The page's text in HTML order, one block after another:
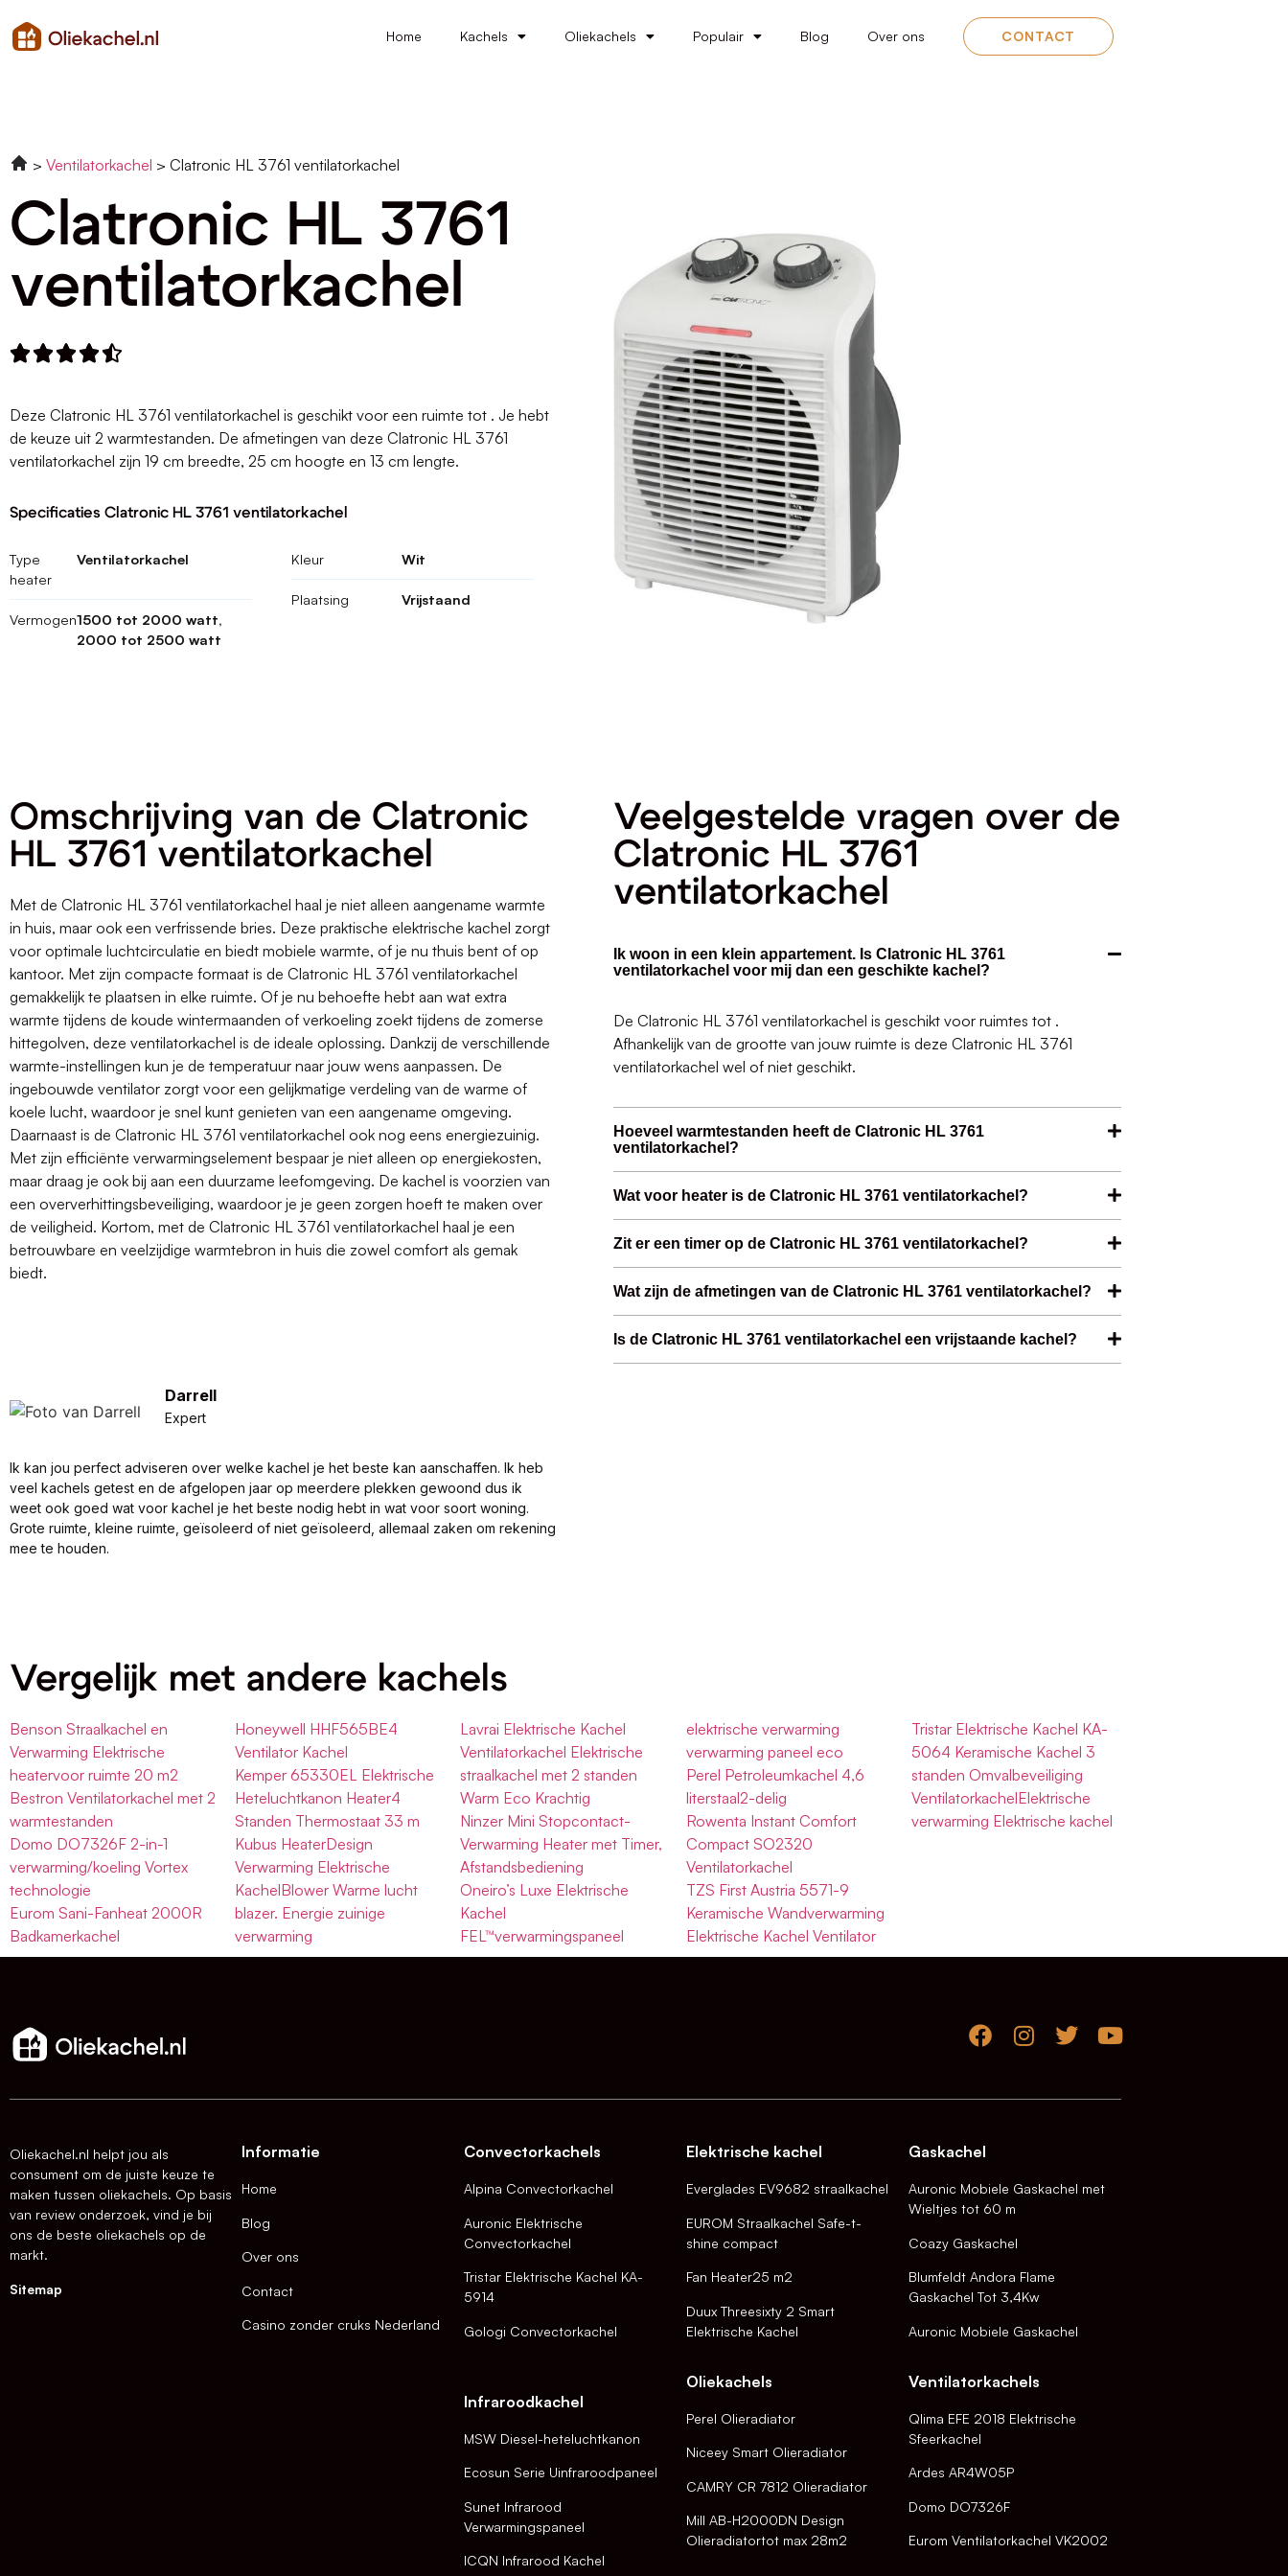
Home Kachels Oliekachels Populair Blog Over ons CONTACT
Ventilatorkachel Clatronic HL 3761 ventilatorkachel
Clatronic HL 3761
ventilatorkachel

Deze Clatronic HL 3761 ventilatorkachel is geschikt voor een ruimte tot . Je hebt
de keuze uit 2 warmtestanden. De afmetingen van deze Clatronic HL 3761
ventilatorkachel zijn 19 cm breedte, 25 cm hoogte en 13 cm lengte.
Specificaties Clatronic HL 3761 ventilatorkachel
Type
heater
Ventilatorkachel
Vermogen1500 tot 2000 watt,
2000 tot 2500 watt
Kleur Wit
Plaatsing Vrijstaand
Omschrijving van de Clatronic
HL 3761 ventilatorkachel
Met de Clatronic HL 3761 ventilatorkachel haal je niet alleen aangename warmte
in huis, maar ook een verfrissende bries. Deze praktische elektrische kachel zorgt
voor optimale luchtcirculatie en biedt mobiele warmte, of je nu thuis bent of op
kantoor. Met zijn compacte formaat is de Clatronic HL 3761 ventilatorkachel
gemakkelijk te plaatsen in elke ruimte. Of je nu behoefte hebt aan wat extra
warmte tijdens de koude wintermaanden of verkoeling zoekt tijdens de zomerse
hittegolven, deze ventilatorkachel is de ideale oplossing. Dankzij de verschillende
warmte-instellingen kun je de temperatuur naar jouw wens aanpassen. De
ingebouwde ventilator zorgt voor een gelijkmatige verdeling van de warme of
koele lucht, waardoor je snel kunt genieten van een aangename omgeving.
Daarnaast is de Clatronic HL 3761 ventilatorkachel ook nog eens energiezuinig.
Met zijn efficiënte verwarmingselement bespaar je niet alleen op energiekosten,
maar draag je ook bij aan een duurzame leefomgeving. De kachel is voorzien van
een oververhittingsbeveiliging, waardoor je je geen zorgen hoeft te maken over
de veiligheid. Kortom, met de Clatronic HL 3761 ventilatorkachel haal je een
betrouwbare en veelzijdige warmtebron in huis die zowel comfort als gemak
biedt.
Darrell
Expert
Ik kan jou perfect adviseren over welke kachel je het beste kan aanschaffen. Ik heb
veel kachels getest en de afgelopen jaar op meerdere plekken gewoond dus ik
weet ook goed wat voor kachel je het beste nodig hebt in wat voor soort woning.
Grote ruimte, kleine ruimte, geïsoleerd of niet geïsoleerd, allemaal zaken om rekening
mee te houden.
Veelgestelde vragen over de
Clatronic HL 3761
ventilatorkachel
Ik woon in een klein appartement. Is Clatronic HL 3761
ventilatorkachel voor mij dan een geschikte kachel?
De Clatronic HL 3761 ventilatorkachel is geschikt voor ruimtes tot .
Afhankelijk van de grootte van jouw ruimte is deze Clatronic HL 3761
ventilatorkachel wel of niet geschikt.
Hoeveel warmtestanden heeft de Clatronic HL 3761
ventilatorkachel?
Wat voor heater is de Clatronic HL 3761 ventilatorkachel?
Zit er een timer op de Clatronic HL 3761 ventilatorkachel?
Wat zijn de afmetingen van de Clatronic HL 3761 ventilatorkachel?
Is de Clatronic HL 3761 ventilatorkachel een vrijstaande kachel?
Vergelijk met andere kachels
Benson Straalkachel en
Verwarming Elektrische
heatervoor ruimte 20 m2
Bestron Ventilatorkachel met 2
warmtestanden
Domo DO7326F 2-in-1
verwarming/koeling Vortex
technologie
Eurom Sani-Fanheat 2000R
Badkamerkachel
Honeywell HHF565BE4
Ventilator Kachel
Kemper 65330EL Elektrische
Heteluchtkanon Heater4
Standen Thermostaat 33 m
Kubus HeaterDesign
Verwarming Elektrische
KachelBlower Warme lucht
blazer. Energie zuinige
verwarming
Lavrai Elektrische Kachel
Ventilatorkachel Elektrische
straalkachel met 2 standen
Warm Eco Krachtig
Ninzer Mini Stopcontact-
Verwarming Heater met Timer,
Afstandsbediening
Oneiro’s Luxe Elektrische
Kachel
FEL™verwarmingspaneel
elektrische verwarming
verwarming paneel eco
Perel Petroleumkachel 4,6
literstaal2-delig
Rowenta Instant Comfort
Compact SO2320
Ventilatorkachel
TZS First Austria 5571-9
Keramische Wandverwarming
Elektrische Kachel Ventilator
Tristar Elektrische Kachel KA-
5064 Keramische Kachel 3
standen Omvalbeveiliging
VentilatorkachelElektrische
verwarming Elektrische kachel
Oliekachel.nl helpt jou als
consument om de juiste keuze te
maken tussen oliekachels. Op basis
van review onderzoek, vind je bij
ons de beste oliekachels op de
markt.
Sitemap
Informatie
Home
Blog
Over ons
Contact
Casino zonder cruks Nederland
Convectorkachels
Alpina Convectorkachel
Auronic Elektrische
Convectorkachel
Tristar Elektrische Kachel KA-
5914
Gologi Convectorkachel
Infraroodkachel
MSW Diesel-heteluchtkanon
Ecosun Serie Uinfraroodpaneel
Sunet Infrarood
Verwarmingspaneel
ICQN Infrarood Kachel
Elektrische kachel
Everglades EV9682 straalkachel
EUROM Straalkachel Safe-t-
shine compact
Fan Heater25 m2
Duux Threesixty 2 Smart
Elektrische Kachel
Oliekachels
Perel Olieradiator
Niceey Smart Olieradiator
CAMRY CR 7812 Olieradiator
Mill AB-H2000DN Design
Olieradiatortot max 28m2
Gaskachel
Auronic Mobiele Gaskachel met
Wieltjes tot 60 m
Coazy Gaskachel
Blumfeldt Andora Flame
Gaskachel Tot 3,4Kw
Auronic Mobiele Gaskachel
Ventilatorkachels
Qlima EFE 2018 Elektrische
Sfeerkachel
Ardes AR4W05P
Domo DO7326F
Eurom Ventilatorkachel VK2002